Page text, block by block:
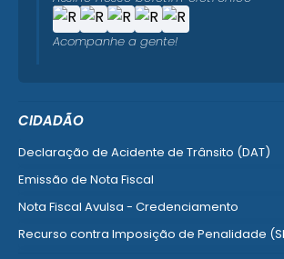
CIDADÃO
Declaração de Acidente de Trânsito (DAT)
Emissão de Nota Fiscal
Nota Fiscal Avulsa - Credenciamento
Recurso contra Imposição de Penalidade
Acompanhe a gente!